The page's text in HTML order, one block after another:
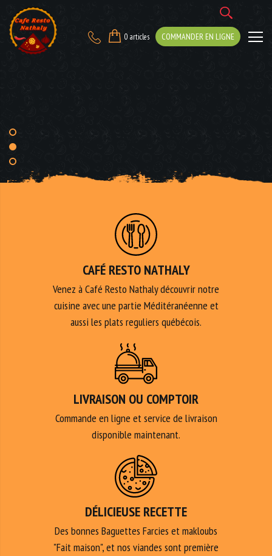
Café
Resto
à
Montréal
0 articles COMMANDER EN LIGNE
CAFÉ RESTO NATHALY
Venez à Café Resto Nathaly découvrir notre
cuisine avec une partie Méditéranéenne et
aussi les plats reguliers québécois.
LIVRAISON OU COMPTOIR
Commande en ligne et service de livraison
disponible maintenant.
DÉLICIEUSE RECETTE
Des bonnes Baguettes Farcies et makloubs
"Fait maison", et nos viandes sont première